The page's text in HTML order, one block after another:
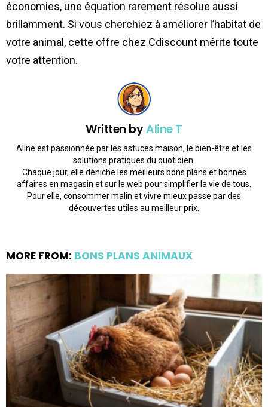
économies, une équation rarement résolue aussi
brillamment. Si vous cherchiez à améliorer l’habitat de
votre animal, cette offre chez Cdiscount mérite toute
votre attention.
Written byAline T
Aline est passionnée par les astuces maison, le bien-être et les
solutions pratiques du quotidien.
Chaque jour, elle déniche les meilleurs bons plans et bonnes
affaires en magasin et sur le web pour simplifier la vie de tous.
Pour elle, consommer malin et vivre mieux passe par des
découvertes utiles au meilleur prix.
MORE FROM: BONS PLANS ANIMAUX